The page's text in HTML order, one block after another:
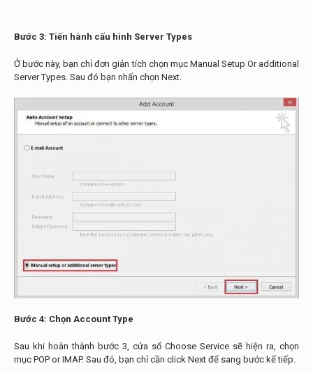
Bước 3: Tiến hành cấu hình Server Types
Ở bước này, bạn chỉ đơn giản tích chọn mục Manual Setup Or additional
Server Types. Sau đó bạn nhấn chọn Next.
Bước 4: Chọn Account Type
Sau khi hoàn thành bước 3, cửa sổ Choose Service sẽ hiện ra, chọn
mục POP or IMAP. Sau đó, bạn chỉ cần click Next để sang bước kế tiếp.